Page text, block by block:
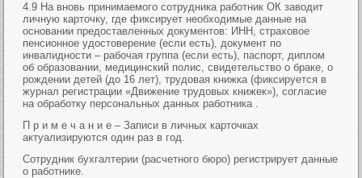
4.9 На вновь принимаемого сотрудника работник ОК заводит
личную карточку, где фиксирует необходимые данные на
основании предоставленных документов: ИНН, страховое
пенсионное удостоверение (если есть), документ по
инвалидности – рабочая группа (если есть), паспорт, диплом
об образовании, медицинский полис, свидетельство о браке, о
рождении детей (до 16 лет), трудовая книжка (фиксируется в
журнал регистрации «Движение трудовых книжек»), согласие
на обработку персональных данных работника .
П р и м е ч а н и е – Записи в личных карточках
актуализируются один раз в год.
Сотрудник бухгалтерии (расчетного бюро) регистрирует данные
о работнике.